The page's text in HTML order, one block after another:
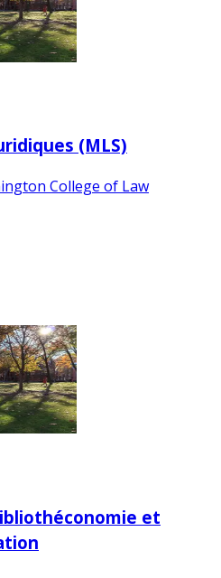
(MLS)
College of Law
et